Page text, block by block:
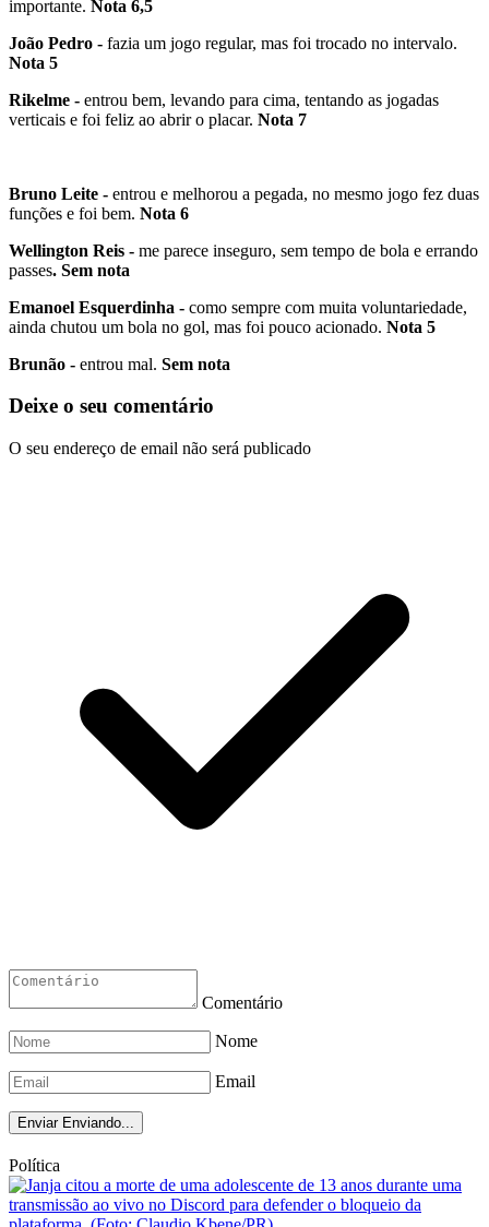
importante. Nota 6,5
João Pedro - fazia um jogo regular, mas foi trocado no intervalo.
Nota 5
Rikelme - entrou bem, levando para cima, tentando as jogadas
verticais e foi feliz ao abrir o placar. Nota 7
Bruno Leite - entrou e melhorou a pegada, no mesmo jogo fez duas
funções e foi bem. Nota 6
Wellington Reis - me parece inseguro, sem tempo de bola e errando
passes. Sem nota
Emanoel Esquerdinha - como sempre com muita voluntariedade,
ainda chutou um bola no gol, mas foi pouco acionado. Nota 5
Brunão - entrou mal. Sem nota
Deixe o seu comentário
O seu endereço de email não será publicado
Comentário
Nome
Email
Enviar Enviando...
Política